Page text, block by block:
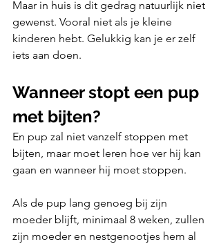
Maar in huis is dit gedrag natuurlijk niet
gewenst. Vooral niet als je kleine
kinderen hebt. Gelukkig kan je er zelf
iets aan doen.
Wanneer stopt een pup
met bijten?
En pup zal niet vanzelf stoppen met
bijten, maar moet leren hoe ver hij kan
gaan en wanneer hij moet stoppen.
Als de pup lang genoeg bij zijn
moeder blijft, minimaal 8 weken, zullen
zijn moeder en nestgenootjes hem al